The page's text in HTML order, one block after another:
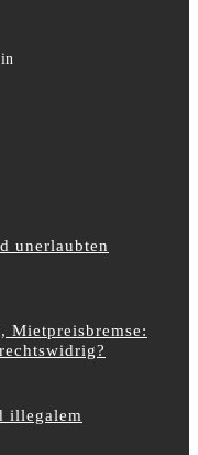
unerlaubten
Mietpreisbremse:
illegalem